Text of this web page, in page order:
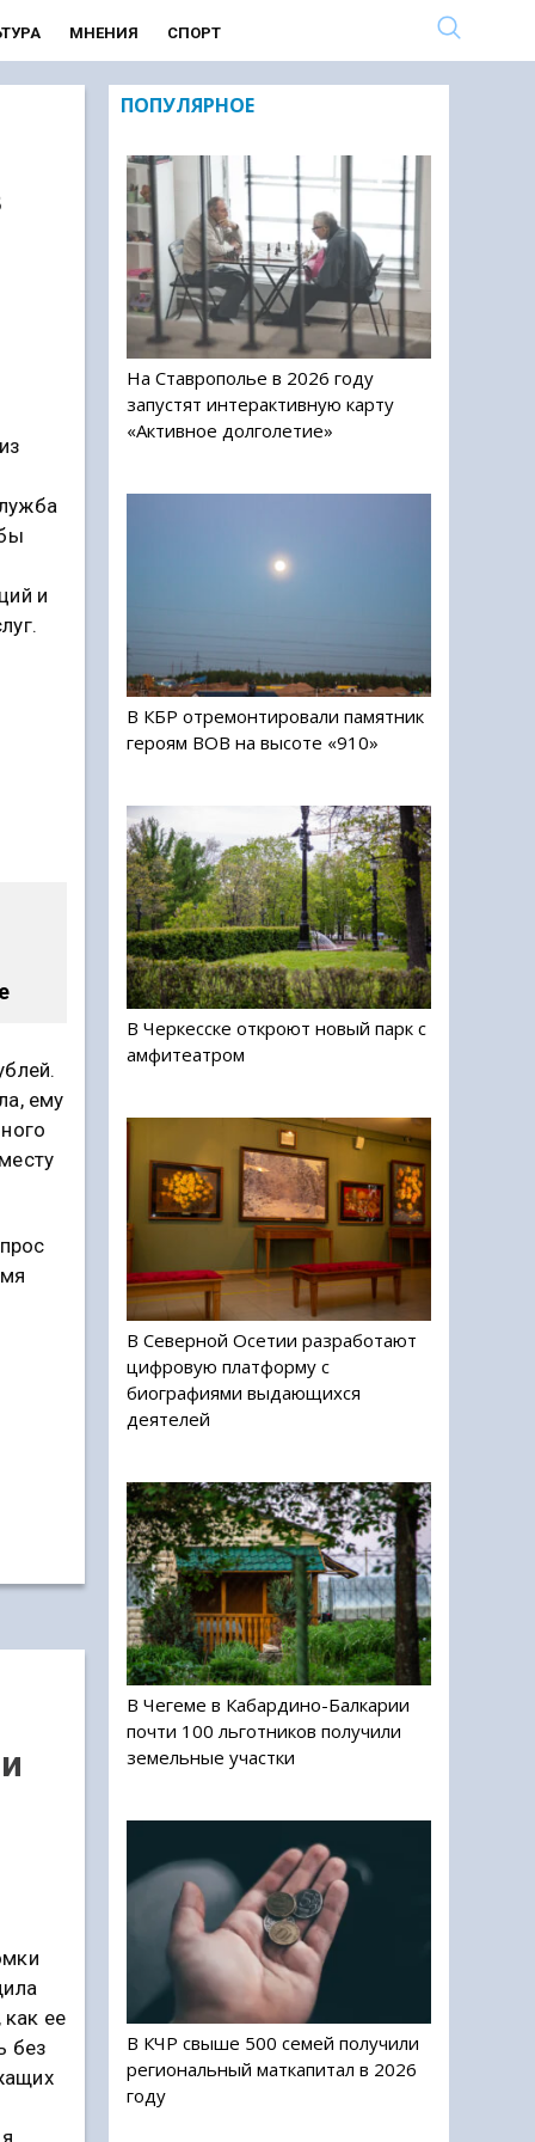
МНЕНИЯ СПОРТ
и
ему
ее
без
ПОПУЛЯРНОЕ
На Ставрополье в 2026 году
запустят интерактивную карту
«Активное долголетие»
В КБР отремонтировали памятник
героям ВОВ на высоте «910»
В Черкесске откроют новый парк с
амфитеатром
В Северной Осетии разработают
цифровую платформу с
биографиями выдающихся
деятелей
В Чегеме в Кабардино-Балкарии
почти 100 льготников получили
земельные участки
В КЧР свыше 500 семей получили
региональный маткапитал в 2026
году